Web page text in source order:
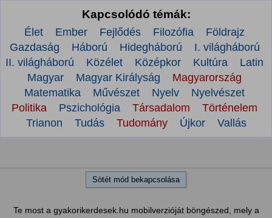
Kapcsolódó témák:
Élet Ember Fejlődés Filozófia
Földrajz
Gazdaság
Háború Hidegháború
I. világháború
II. világháború
Közélet Középkor Kultúra
Latin
Magyar
Magyar Királyság
Magyarország
Matematika
Művészet Nyelv
Nyelvészet
Politika
Pszichológia Társadalom
Történelem
Trianon
Tudás Tudomány Újkor Vallás
Sötét mód bekapcsolása
Te most a gyakorikerdesek.hu mobilverzióját böngészed, mely a